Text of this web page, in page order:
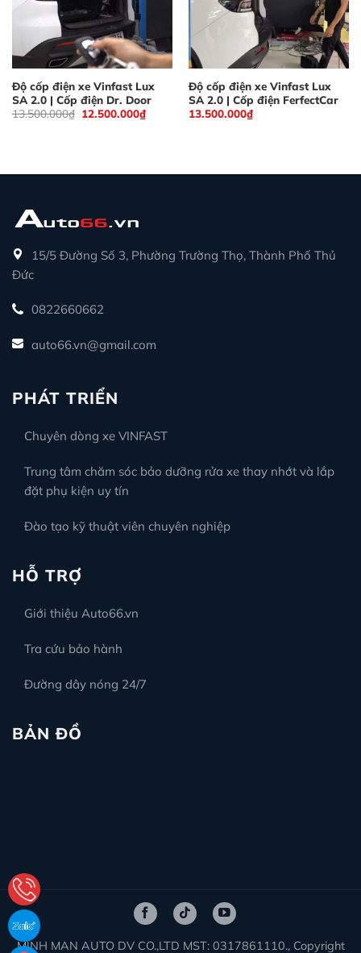
Độ cốp điện xe Vinfast Lux
SA 2.0 | Cốp điện Dr. Door
13.500.000₫ Giá
12.500.000₫Giá
hiện
Độ cốp điện xe Vinfast Lux
SA 2.0 | Cốp điện FerfectCar
13.500.000₫
15/5 Đường Số 3, Phường Trường Thọ, Thành Phố Thủ
Đức
0822660662
auto66.vn@gmail.com
PHÁT TRIỂN
Chuyên dòng xe VINFAST
Trung tâm chăm sóc bảo dưỡng rửa xe thay nhớt và lắp
đặt phụ kiện uy tín
Đào tạo kỹ thuật viên chuyên nghiệp
HỖ TRỢ
Giới thiệu Auto66.vn
Tra cứu bảo hành
Đường dây nóng 24/7
BẢN ĐỒ
MINH MAN AUTO DV CO.,LTD MST: 0317861110., Copyright